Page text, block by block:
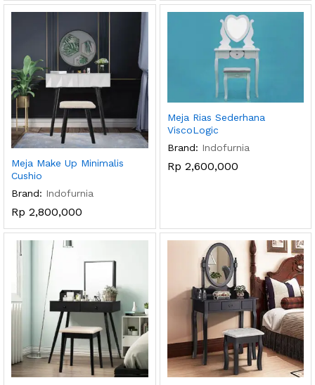
Meja Make Up Minimalis
Cushio
Brand: Indofurnia
Rp 2,800,000
Meja Rias Sederhana
ViscoLogic
Brand: Indofurnia
Rp 2,600,000